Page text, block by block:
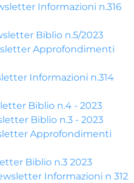
Informazioni n.316
Biblio n.5/2023
Approfondimenti
Informazioni n.314
Biblio n.4 - 2023
Biblio n.3 - 2023
Approfondimenti
Biblio n.3 2023
Informazioni n 312